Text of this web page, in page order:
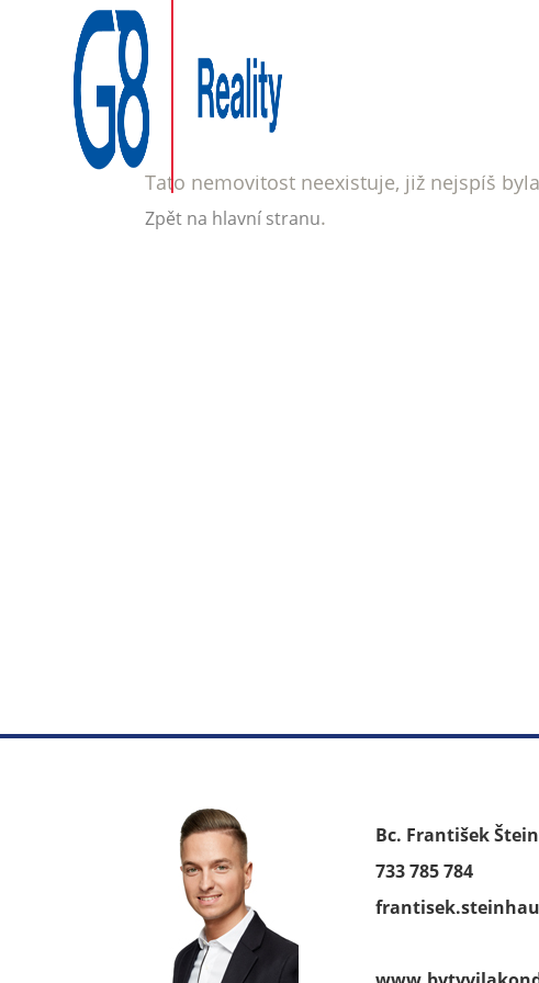
Tato nemovitost neexistuje, již nejspíš
Zpět na hlavní stranu.
Bc. František
733 785 784